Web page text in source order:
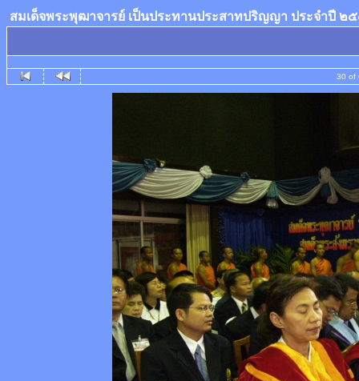
สมเด็จพระพุฒาจารย์ เป็นประทานประสาทปริญญา ประจำปี
30 of